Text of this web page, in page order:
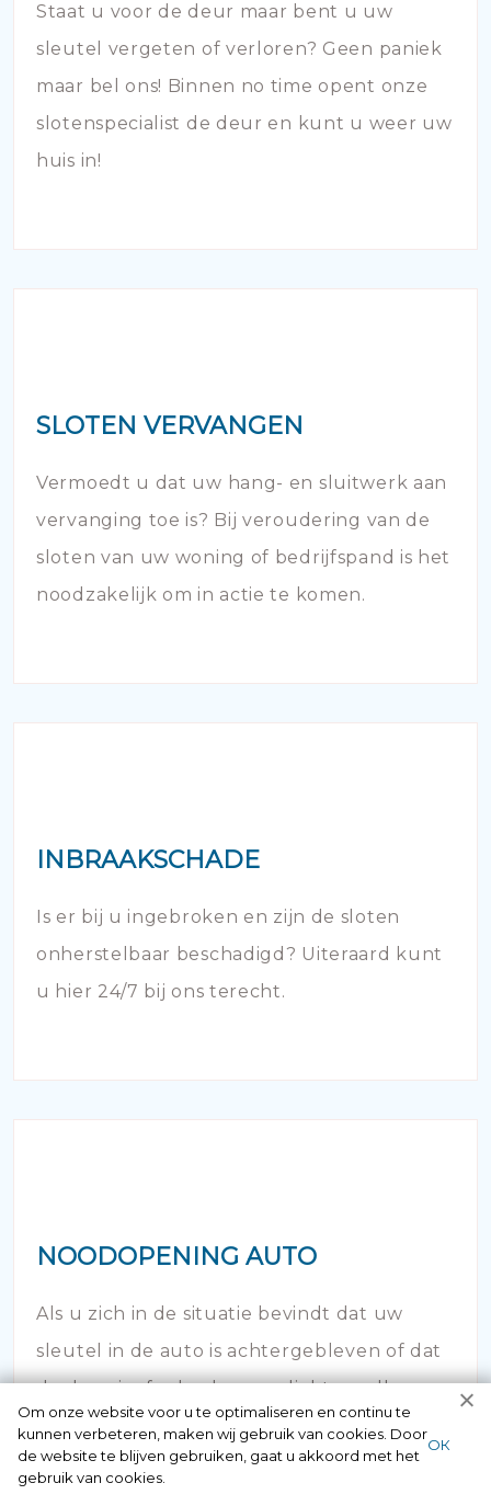
Staat u voor de deur maar bent u uw
sleutel vergeten of verloren? Geen paniek
maar bel ons! Binnen no time opent onze
slotenspecialist de deur en kunt u weer uw
huis in!
SLOTEN VERVANGEN
Vermoedt u dat uw hang- en sluitwerk aan
vervanging toe is? Bij veroudering van de
sloten van uw woning of bedrijfspand is het
noodzakelijk om in actie te komen.
INBRAAKSCHADE
Is er bij u ingebroken en zijn de sloten
onherstelbaar beschadigd? Uiteraard kunt
u hier 24/7 bij ons terecht.
NOODOPENING AUTO
Als u zich in de situatie bevindt dat uw
sleutel in de auto is achtergebleven of dat
de deur is afgebroken en dichtgevallen -
bel dan onze autoslotenmaker!
Om onze website voor u te optimaliseren en continu te
kunnen verbeteren, maken wij gebruik van cookies. Door
de website te blijven gebruiken, gaat u akkoord met het
gebruik van cookies.
ОК